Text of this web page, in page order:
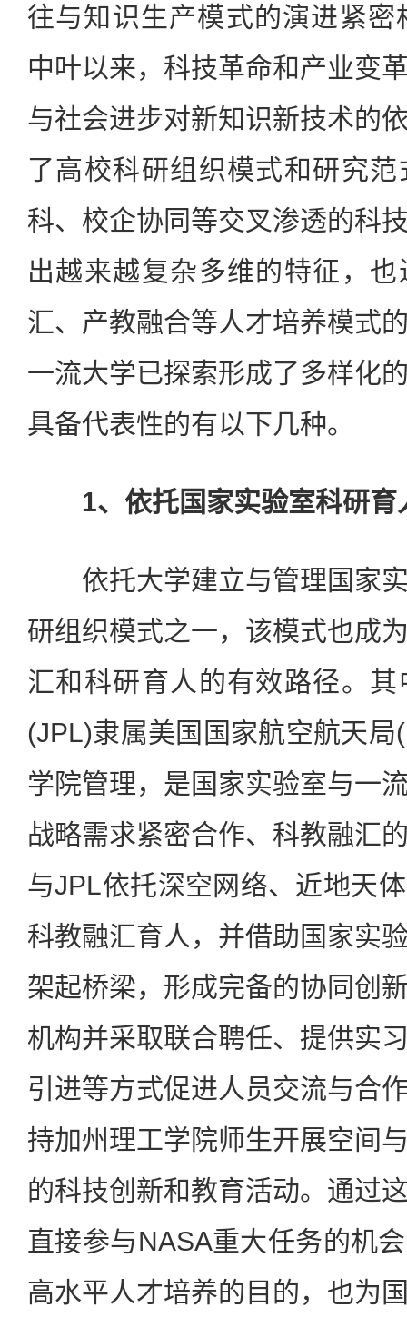
往与知识生产模式的演进紧
中叶以来，科技革命和产业变
与社会进步对新知识新技术的
了高校科研组织模式和研究
科、校企协同等交叉渗透的科
出越来越复杂多维的特征，
汇、产教融合等人才培养模式
一流大学已探索形成了多样化
具备代表性的有以下几种。
1、依托国家实验室科研育
依托大学建立与管理国家实
研组织模式之一，该模式也成
汇和科研育人的有效路径。
(JPL)隶属美国国家航空航天
学院管理，是国家实验室与一
战略需求紧密合作、科教融汇
与JPL依托深空网络、近地天
科教融汇育人，并借助国家实
架起桥梁，形成完备的协同创
机构并采取联合聘任、提供实
引进等方式促进人员交流与合
持加州理工学院师生开展空间
的科技创新和教育活动。通过
直接参与NASA重大任务的机
高水平人才培养的目的，也为